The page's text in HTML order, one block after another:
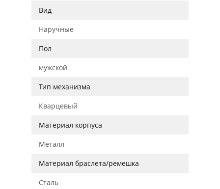
Вид
Наручные
Пол
мужской
Тип механизма
Кварцевый
Материал корпуса
Металл
Материал браслета/ремешка
Сталь